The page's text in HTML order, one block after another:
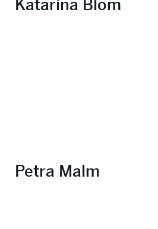
Katarina Blom
Petra Malm